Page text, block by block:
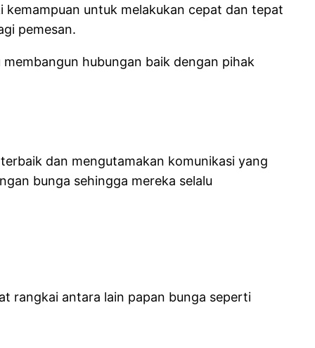
kemampuan untuk melakukan cepat dan tepat
pemesan.
hubungan baik dengan pihak
dan mengutamakan komunikasi yang
bunga sehingga mereka selalu
rangkai antara lain papan bunga seperti